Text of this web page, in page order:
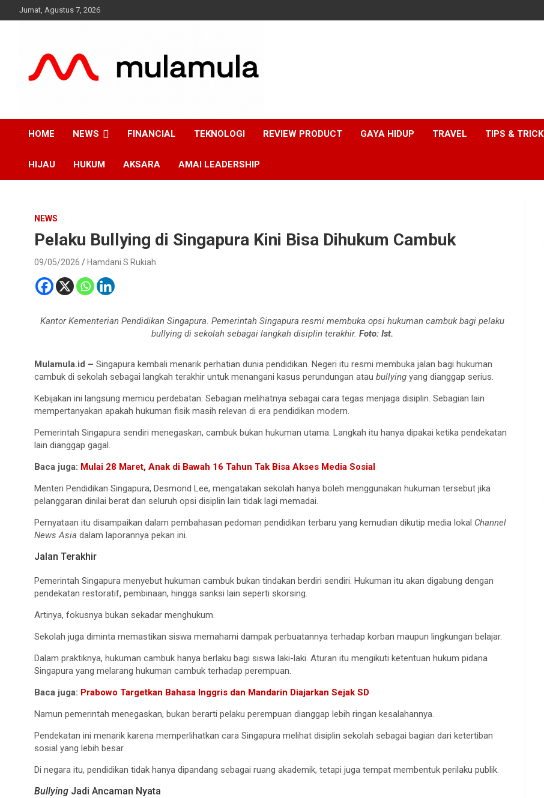
to
Jumat, Agustus 7, 2026
MulaMula
Medianya para Gen Z
HOME
NEWS FINANCIAL TEKNOLOGI REVIEW PRODUCT GAYA HIDUP TRAVEL TIPS & TRICK
HIJAU HUKUM AKSARA AMAI LEADERSHIP
NEWS
Pelaku Bullying di Singapura Kini Bisa Dihukum Cambuk
09/05/2026 Hamdani S Rukiah
Kantor Kementerian Pendidikan Singapura. Pemerintah Singapura resmi membuka opsi hukuman cambuk bagi pelaku
bullying di sekolah sebagai langkah disiplin terakhir.Foto: Ist.
Mulamula.id – Singapura kembali menarik perhatian dunia pendidikan. Negeri itu resmi membuka jalan bagi hukuman
cambuk di sekolah sebagai langkah terakhir untuk menangani kasus perundungan atau bullying yang dianggap serius.
Kebijakan ini langsung memicu perdebatan. Sebagian melihatnya sebagai cara tegas menjaga disiplin. Sebagian lain
mempertanyakan apakah hukuman fisik masih relevan di era pendidikan modern.
Pemerintah Singapura sendiri menegaskan, cambuk bukan hukuman utama. Langkah itu hanya dipakai ketika pendekatan
lain dianggap gagal.
Baca juga: Mulai 28 Maret, Anak di Bawah 16 Tahun Tak Bisa Akses Media Sosial
Menteri Pendidikan Singapura, Desmond Lee, mengatakan sekolah hanya boleh menggunakan hukuman tersebut jika
pelanggaran dinilai berat dan seluruh opsi disiplin lain tidak lagi memadai.
Pernyataan itu disampaikan dalam pembahasan pedoman pendidikan terbaru yang kemudian dikutip media lokal Channel
News Asia dalam laporannya pekan ini.
Jalan Terakhir
Pemerintah Singapura menyebut hukuman cambuk bukan tindakan berdiri sendiri. Hukuman itu akan digabung dengan
pendekatan restoratif, pembinaan, hingga sanksi lain seperti skorsing.
Artinya, fokusnya bukan sekadar menghukum.
Sekolah juga diminta memastikan siswa memahami dampak perbuatannya terhadap korban maupun lingkungan belajar.
Dalam praktiknya, hukuman cambuk hanya berlaku bagi siswa laki-laki. Aturan itu mengikuti ketentuan hukum pidana
Singapura yang melarang hukuman cambuk terhadap perempuan.
Baca juga: Prabowo Targetkan Bahasa Inggris dan Mandarin Diajarkan Sejak SD
Namun pemerintah menegaskan, bukan berarti pelaku perempuan dianggap lebih ringan kesalahannya.
Pendekatan ini menarik karena memperlihatkan cara Singapura melihat disiplin sekolah sebagai bagian dari ketertiban
sosial yang lebih besar.
Di negara itu, pendidikan tidak hanya dipandang sebagai ruang akademik, tetapi juga tempat membentuk perilaku publik.
Bullying Jadi Ancaman Nyata